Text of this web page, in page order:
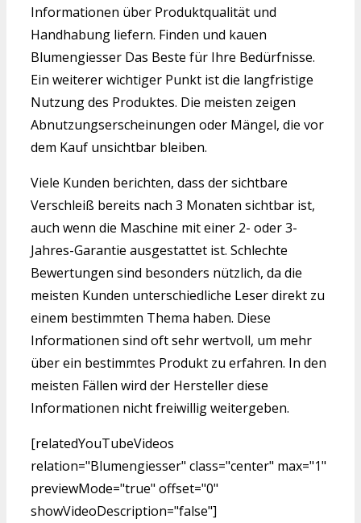
Informationen über Produktqualität und
Handhabung liefern. Finden und kauen
Blumengiesser Das Beste für Ihre Bedürfnisse.
Ein weiterer wichtiger Punkt ist die langfristige
Nutzung des Produktes. Die meisten zeigen
Abnutzungserscheinungen oder Mängel, die vor
dem Kauf unsichtbar bleiben.
Viele Kunden berichten, dass der sichtbare
Verschleiß bereits nach 3 Monaten sichtbar ist,
auch wenn die Maschine mit einer 2- oder 3-
Jahres-Garantie ausgestattet ist. Schlechte
Bewertungen sind besonders nützlich, da die
meisten Kunden unterschiedliche Leser direkt zu
einem bestimmten Thema haben. Diese
Informationen sind oft sehr wertvoll, um mehr
über ein bestimmtes Produkt zu erfahren. In den
meisten Fällen wird der Hersteller diese
Informationen nicht freiwillig weitergeben.
[relatedYouTubeVideos
relation="Blumengiesser" class="center" max="1"
previewMode="true" offset="0"
showVideoDescription="false"]